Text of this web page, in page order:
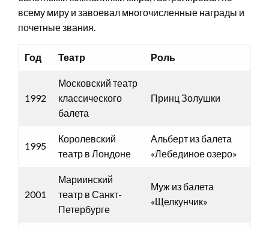
всему миру и завоевал многочисленные награды и
почетные звания.
Год Театр Роль
1992
Московский театр
классического
балета
Принц Золушки
1995
Королевский
театр в Лондоне
Альберт из балета
«Лебединое озеро»
2001
Мариинский
театр в Санкт-
Петербурге
Муж из балета
«Щелкунчик»